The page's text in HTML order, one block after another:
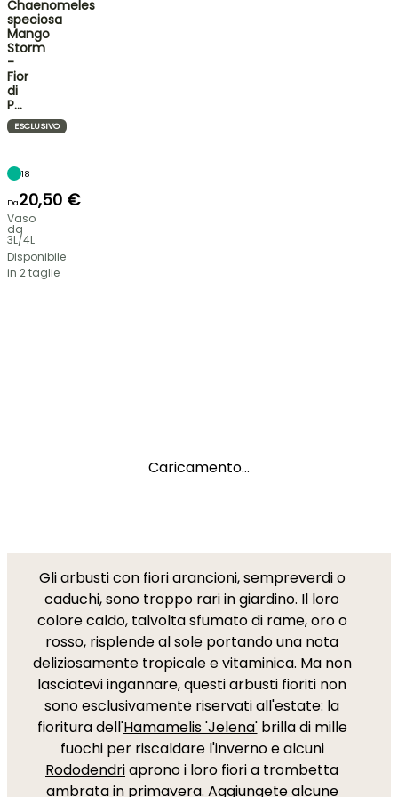
Chaenomeles
speciosa
Mango
Storm
-
Fior
di
P…
ESCLUSIVO
18
Da20,50 €
Vaso
da
3L/4L
Disponibile
in 2 taglie
Caricamento...
Gli arbusti con fiori arancioni, sempreverdi o
caduchi, sono troppo rari in giardino. Il loro
colore caldo, talvolta sfumato di rame, oro o
rosso, risplende al sole portando una nota
deliziosamente tropicale e vitaminica. Ma non
lasciatevi ingannare, questi arbusti fioriti non
sono esclusivamente riservati all'estate: la
fioritura dell'Hamamelis 'Jelena'brilla di mille
fuochi per riscaldare l'inverno e alcuni
Rododendriaprono i loro fiori a trombetta
ambrata in primavera. Aggiungete alcune